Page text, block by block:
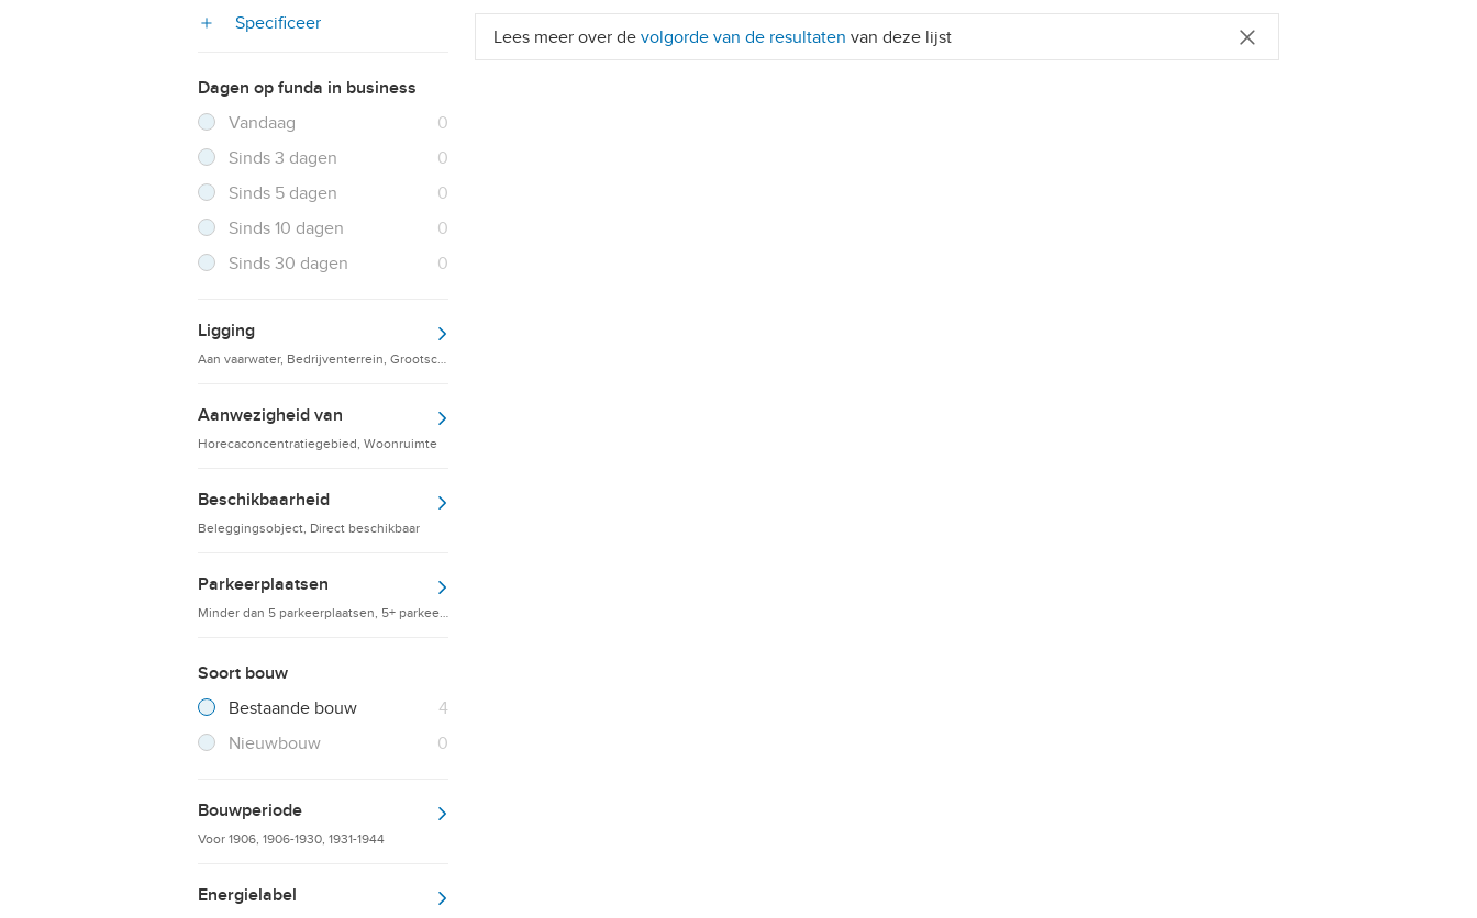
Specificeer
Dagen op funda in business
Filter verwijderen
Vandaag 0
Sinds 3 dagen
0
Sinds 5 dagen
0
Sinds 10 dagen
0
Sinds 30 dagen
0
Ligging
Aan vaarwater, Bedrijventerrein, Grootschalige detailhandelsvestigingen
Aanwezigheid van
Horecaconcentratiegebied, Woonruimte
Beschikbaarheid
Beleggingsobject, Direct beschikbaar
Parkeerplaatsen
Minder dan 5 parkeerplaatsen, 5+ parkeerplaatsen, 10+ parkeerplaatsen
Soort bouw
Filter verwijderen
Bestaande bouw 4
Resultaten
Nieuwbouw
0
Resultaten
Bouwperiode
Voor 1906, 1906-1930, 1931-1944
Energielabel
Lees meer over de volgorde van de resultaten van deze lijst